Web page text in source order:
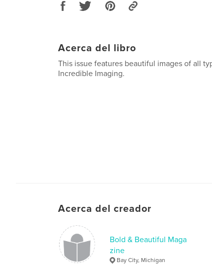
Acerca del libro
This issue features beautiful images of all
Incredible Imaging.
Acerca del creador
Bold & Beautiful Maga
zine
Bay City, Michigan